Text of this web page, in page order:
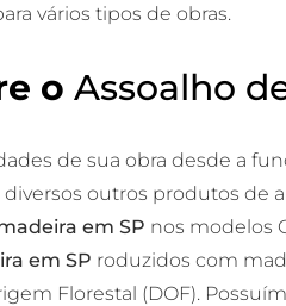
vários tipos de obras.
oAssoalho
de sua obra desde a
diversos outros produtos de
em SP nos modelos
em SP roduzidos com
Florestal (DOF).